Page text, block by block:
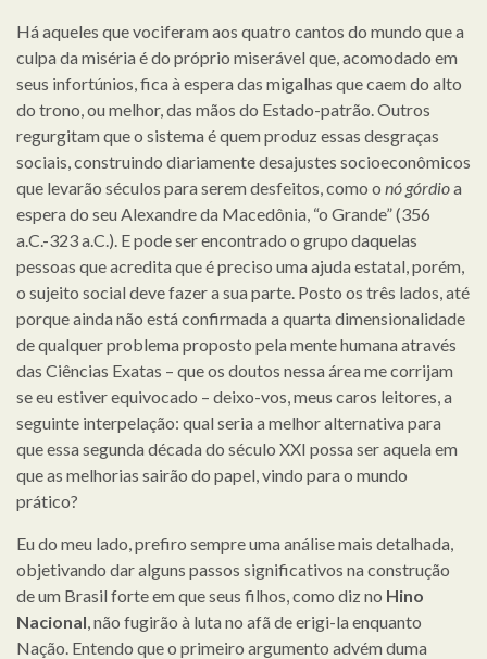
Há aqueles que vociferam aos quatro cantos do mundo que a
culpa da miséria é do próprio miserável que, acomodado em
seus infortúnios, fica à espera das migalhas que caem do alto
do trono, ou melhor, das mãos do Estado-patrão. Outros
regurgitam que o sistema é quem produz essas desgraças
sociais, construindo diariamente desajustes socioeconômicos
que levarão séculos para serem desfeitos, como o nó górdioa
espera do seu Alexandre da Macedônia, “o Grande” (356
a.C.-323 a.C.). E pode ser encontrado o grupo daquelas
pessoas que acredita que é preciso uma ajuda estatal, porém,
o sujeito social deve fazer a sua parte. Posto os três lados, até
porque ainda não está confirmada a quarta dimensionalidade
de qualquer problema proposto pela mente humana através
das Ciências Exatas – que os doutos nessa área me corrijam
se eu estiver equivocado – deixo-vos, meus caros leitores, a
seguinte interpelação: qual seria a melhor alternativa para
que essa segunda década do século XXI possa ser aquela em
que as melhorias sairão do papel, vindo para o mundo
prático?
Eu do meu lado, prefiro sempre uma análise mais detalhada,
objetivando dar alguns passos significativos na construção
de um Brasil forte em que seus filhos, como diz no Hino
Nacional , não fugirão à luta no afã de erigi-la enquanto
Nação. Entendo que o primeiro argumento advém duma